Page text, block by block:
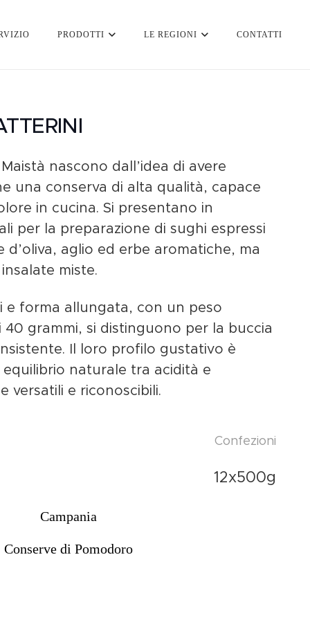
PRODOTTI LE REGIONI CONTATTI
nascono dall’idea di avere
una conserva di alta qualità, capace
in cucina. Si presentano in
per la preparazione di sughi espressi
d’oliva, aglio ed erbe aromatiche, ma
miste.
e forma allungata, con un peso
grammi, si distinguono per la buccia
Il loro profilo gustativo è
naturale tra acidità e
versatili e riconoscibili.
Confezioni
12x500g
Campania
Conserve di Pomodoro